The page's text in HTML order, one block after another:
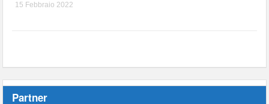
15 Febbraio 2022
Partner